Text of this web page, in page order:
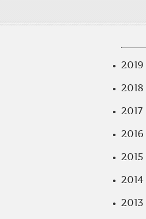
2019
2018
2017
2016
2015
2014
2013